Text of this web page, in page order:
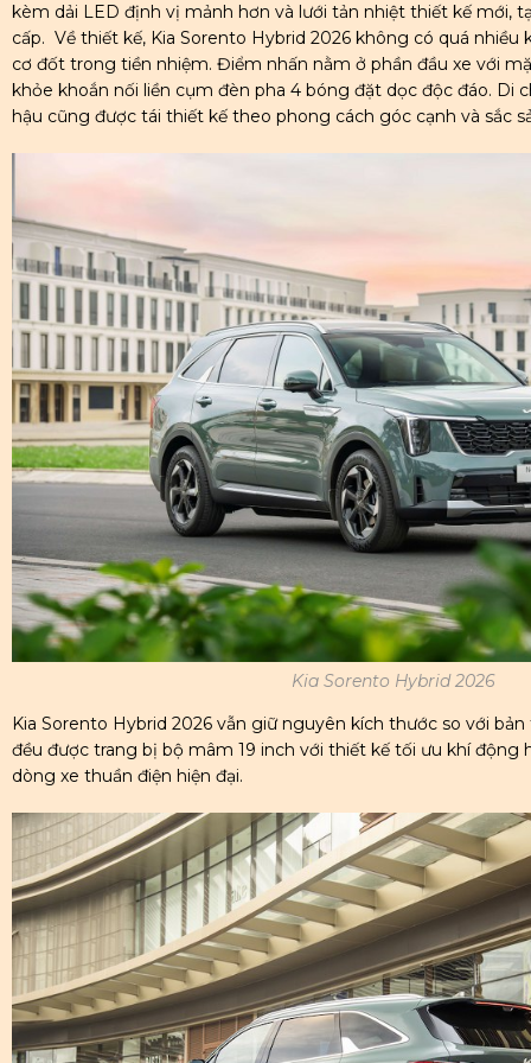
kèm dải LED định vị mảnh hơn và lưới tản nhiệt thiết kế mới,
cấp. Về thiết kế, Kia Sorento Hybrid 2026 không có quá nhiều
cơ đốt trong tiền nhiệm. Điểm nhấn nằm ở phần đầu xe với
khỏe khoắn nối liền cụm đèn pha 4 bóng đặt dọc độc đáo. Di
hậu cũng được tái thiết kế theo phong cách góc cạnh và sắc
Kia Sorento Hybrid 2026
Kia Sorento Hybrid 2026 vẫn giữ nguyên kích thước so với
đều được trang bị bộ mâm 19 inch với thiết kế tối ưu khí động
dòng xe thuần điện hiện đại.